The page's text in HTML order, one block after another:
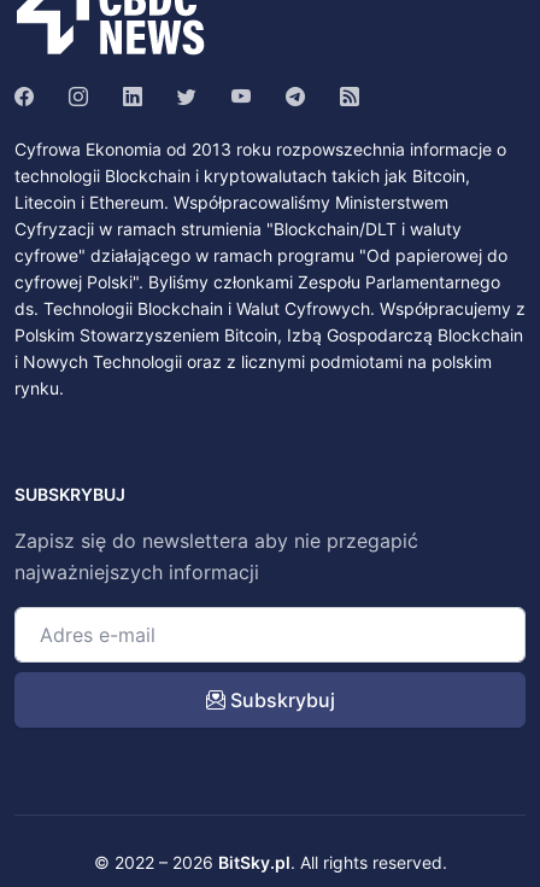
Cyfrowa Ekonomia od 2013 roku rozpowszechnia informacje o
technologii Blockchain i kryptowalutach takich jak Bitcoin,
Litecoin i Ethereum. Współpracowaliśmy Ministerstwem
Cyfryzacji w ramach strumienia "Blockchain/DLT i waluty
cyfrowe" działającego w ramach programu "Od papierowej do
cyfrowej Polski". Byliśmy członkami Zespołu Parlamentarnego
ds. Technologii Blockchain i Walut Cyfrowych. Współpracujemy z
Polskim Stowarzyszeniem Bitcoin, Izbą Gospodarczą Blockchain
i Nowych Technologii oraz z licznymi podmiotami na polskim
rynku.
SUBSKRYBUJ
Zapisz się do newslettera aby nie przegapić
najważniejszych informacji
Subskrybuj
© 2022 – 2026 BitSky.pl. All rights reserved.